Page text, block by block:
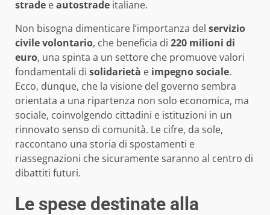
strade eautostrade italiane.
Non bisogna dimenticare l’importanza del servizio
civile volontario, che beneficia di 220 milioni di
euro, una spinta a un settore che promuove valori
fondamentali di solidarietà e impegno sociale.
Ecco, dunque, che la visione del governo sembra
orientata a una ripartenza non solo economica, ma
sociale, coinvolgendo cittadini e istituzioni in un
rinnovato senso di comunità. Le cifre, da sole,
raccontano una storia di spostamenti e
riassegnazioni che sicuramente saranno al centro di
dibattiti futuri.
Le spese destinate alla